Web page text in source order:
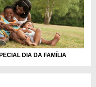
DIA DA FAMÍLIA